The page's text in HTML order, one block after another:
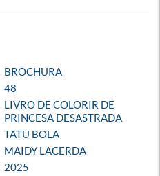
BROCHURA
48
LIVRO DE COLORIR DE
PRINCESA DESASTRADA
TATU BOLA
MAIDY LACERDA
2025